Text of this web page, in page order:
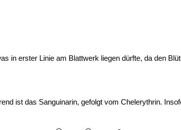
in erster Linie am Blattwerk liegen dürfte, da den
ist das Sanguinarin, gefolgt vom Chelerythrin.